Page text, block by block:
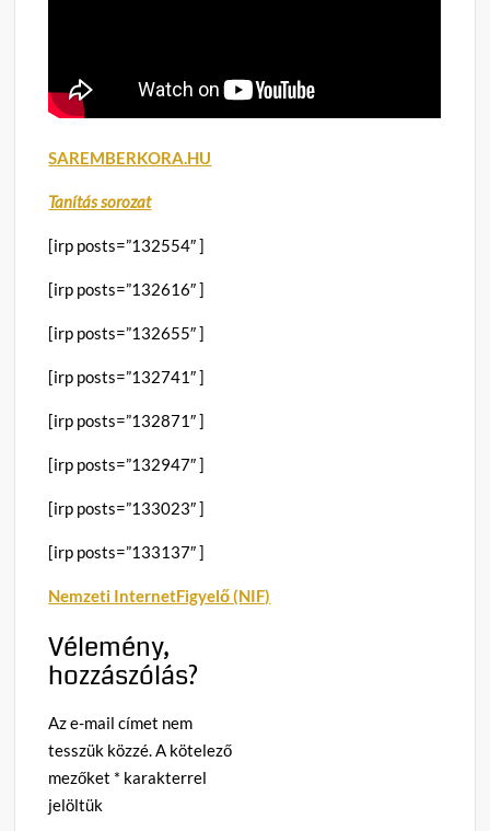
SAREMBERKORA.HU
Tanítás sorozat
[irp posts=”132554″ ]
[irp posts=”132616″ ]
[irp posts=”132655″ ]
[irp posts=”132741″ ]
[irp posts=”132871″ ]
[irp posts=”132947″ ]
[irp posts=”133023″ ]
[irp posts=”133137″ ]
Nemzeti InternetFigyelő (NIF)
Vélemény,
hozzászólás?
Az e-mail címet nem
tesszük közzé.A kötelező
mezőket * karakterrel
jelöltük